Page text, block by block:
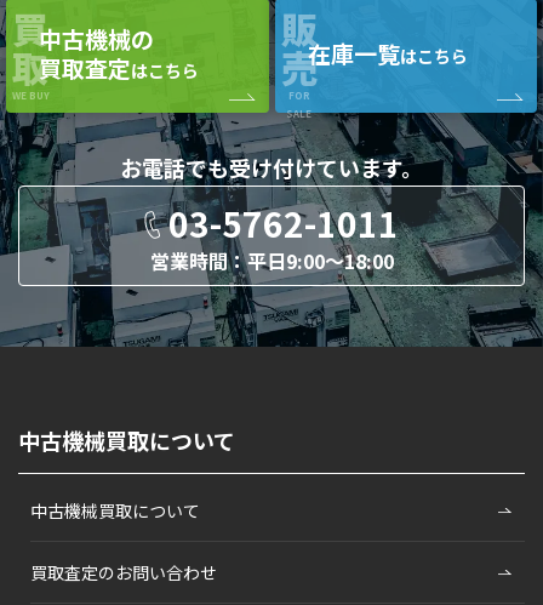
買
取
WE BUY
中古機械の
買取査定はこちら
販
売
FOR
SALE
在庫一覧はこちら
お電話でも受け付けています。
03-5762-1011
営業時間：平日9:00〜18:00
中古機械買取について
中古機械買取について
買取査定のお問い合わせ